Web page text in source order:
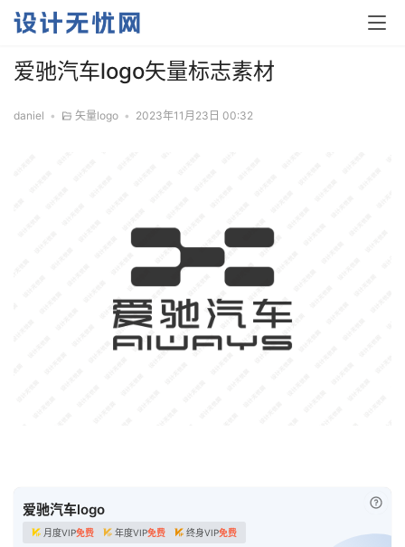
爱驰汽车logo矢量标志素材
daniel • 矢量logo • 2023年11月23日 00:32
爱驰汽车logo
月度VIP免费 年度VIP免费 终身VIP免费